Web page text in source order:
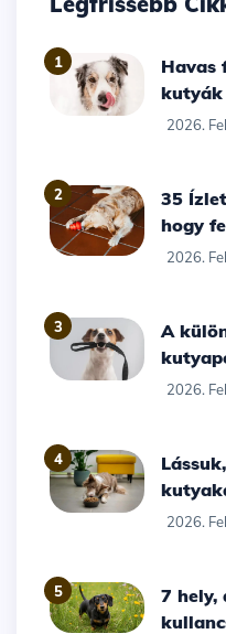
1
Havas falatok: Miért esznek a
kutyák
2026.
2
35 Ízletes KONG-töltelékötlet,
hogy
2026.
3
A különböző típusú
2026.
4
Lássuk, mit tesznek a
2026.
5
7 hely, ahol keresni kell a